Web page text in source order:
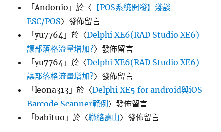
「Andonio 」於〈 【POS系統開發】淺談
ESC/POS〉發佈留言
「yu7764 」於〈Delphi XE6(RAD Studio XE6)
讓部落格流量增加?〉發佈留言
「yu7764 」於〈Delphi XE6(RAD Studio XE6)
讓部落格流量增加?〉發佈留言
「leona313 」於〈Delphi XE5 for android與iOS
Barcode Scanner範例 〉發佈留言
「babituo 」於〈聯絡壽山〉發佈留言